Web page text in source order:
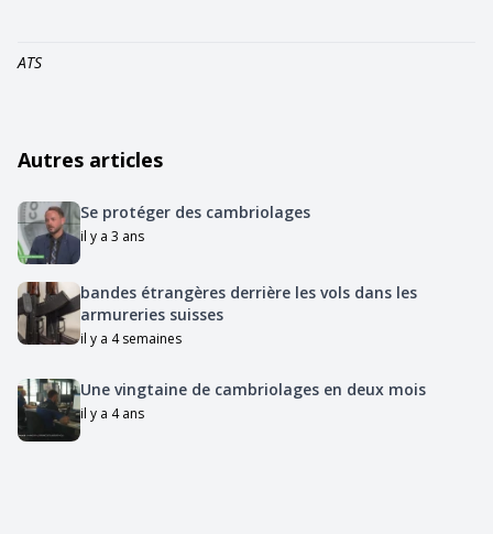
ATS
Autres articles
Se protéger des cambriolages
il y a 3 ans
bandes étrangères derrière les vols dans les
armureries suisses
il y a 4 semaines
Une vingtaine de cambriolages en deux mois
il y a 4 ans